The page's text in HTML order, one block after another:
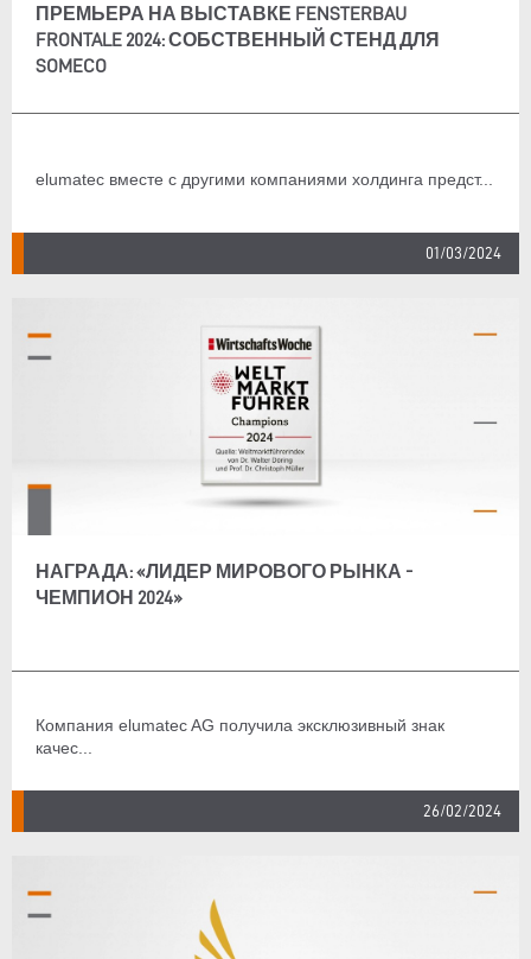
ПРЕМЬЕРА НА ВЫСТАВКЕ FENSTERBAU
FRONTALE 2024: СОБСТВЕННЫЙ СТЕНД ДЛЯ
SOMECO
elumatec вместе с другими компаниями холдинга предст...
01/03/2024
НАГРАДА: «ЛИДЕР МИРОВОГО РЫНКА -
ЧЕМПИОН 2024»
Компания elumatec AG получила эксклюзивный знак
качес...
26/02/2024